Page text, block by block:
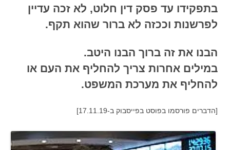
בתפקידו עד פסק דין חלוט, לא זכה עדיין
לפרשנות וככזה לא ברור שהוא תקף.
הבנו את זה ברוך הבנו היטב.
במילים אחרות צריך להחליף את העם או
להחליף את מערכת המשפט.
[הדברים פורסמו בפוסט בפייסבוק ב-17.11.19]